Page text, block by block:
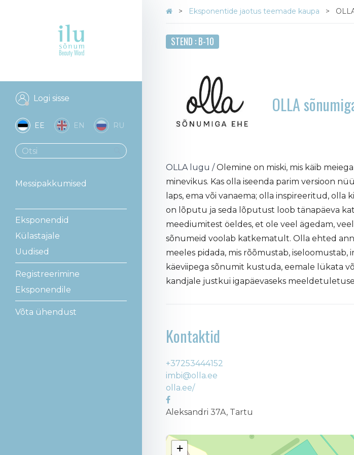
Logi sisse
EE EN RU
Messipakkumised
Eksponendid
Külastajale
Uudised
Registreerimine
Eksponendile
Võta ühendust
Eksponentide jaotus teemade kaupa
STEND : B-10
OLLA
OLLA lugu /Olemine on miski, mis käib
minevikus. Kas olla iseenda parim versioon
laps, ema või vanaema; olla inspireeritud, olla
on lõputu ja seda lõputust loob tänapäeva
meediumitest öeldes, et ole veel ägedam, veel
sõnumeid voolab katkematult. Olla ehted
meeles pidada, mis rõõmustab, iseloomustab,
käeviipega sõnumit kustuda, eemale lükata
kandjale justkui igapäevaseks
Kontaktid
+37253444152
imbi@olla.ee
olla.ee/
Aleksandri 37A, Tartu
+